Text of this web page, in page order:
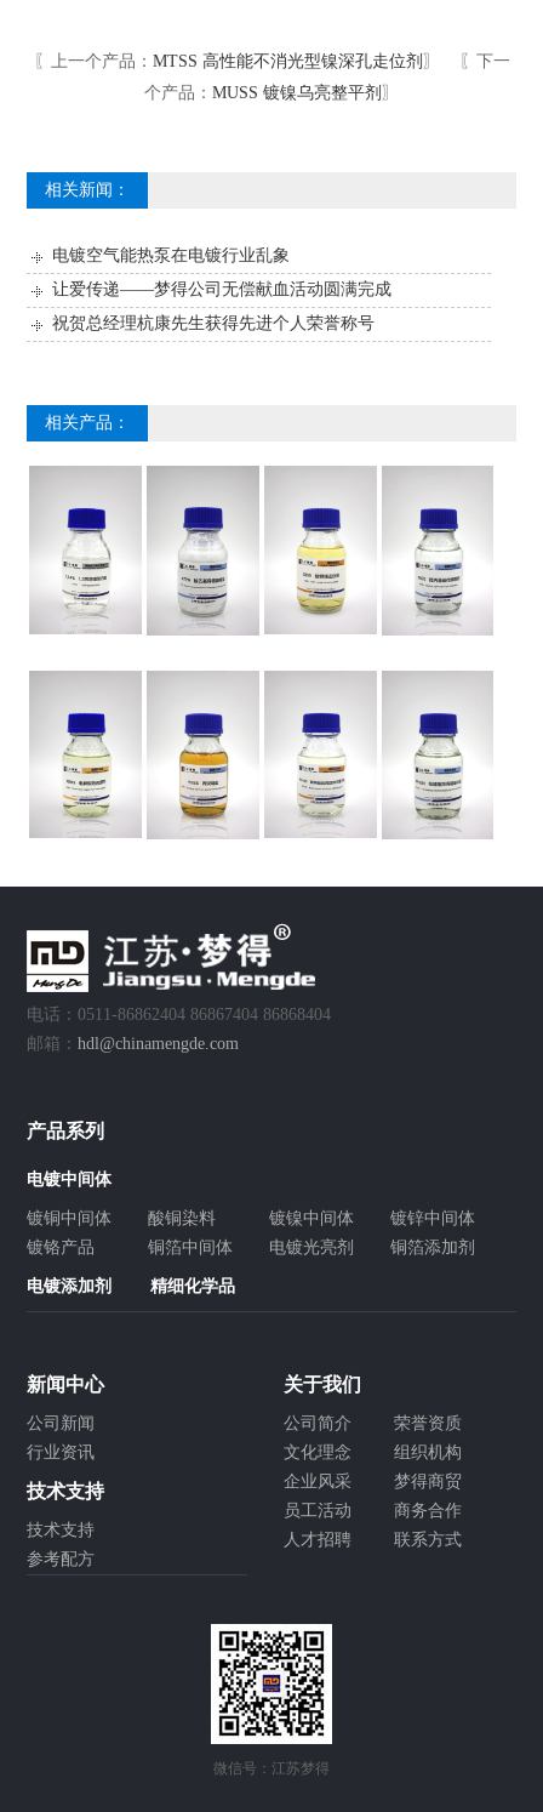
〖上一个产品： MTSS 高性能不消光型镍深孔走位剂 〗 〖下一
个产品： MUSS 镀镍乌亮整平剂 〗
相关新闻：
电镀空气能热泵在电镀行业乱象
让爱传递——梦得公司无偿献血活动圆满完成
祝贺总经理杭康先生获得先进个人荣誉称号
相关产品：
电话：0511-86862404 86867404 86868404
邮箱：hdl@chinamengde.com
产品系列
电镀中间体
镀铜中间体 酸铜染料 镀镍中间体
镀锌中间体
镀铬产品
铜箔中间体 电镀光亮剂 铜箔添加剂
电镀添加剂 精细化学品
新闻中心
公司新闻
行业资讯
技术支持
技术支持
参考配方
关于我们
公司简介
荣誉资质
文化理念
组织机构
企业风采
梦得商贸
员工活动
商务合作
人才招聘
联系方式
微信号：江苏梦得